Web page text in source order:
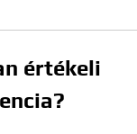
értékeli